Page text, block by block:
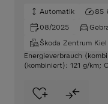
Automatik 85
08/2025
Škoda Zentrum Kiel
Energieverbrauch
(kombiniert): 121 g/km;